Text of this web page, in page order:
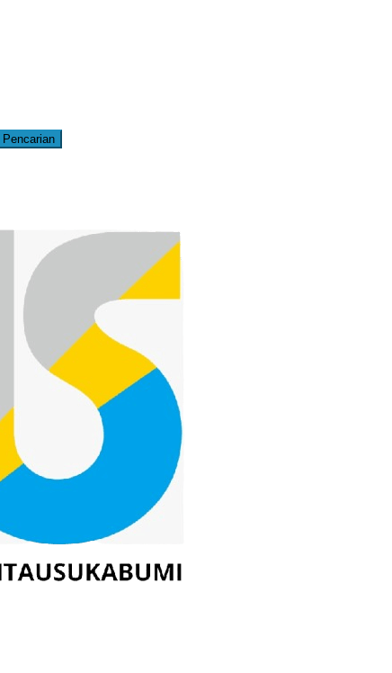
Pencarian